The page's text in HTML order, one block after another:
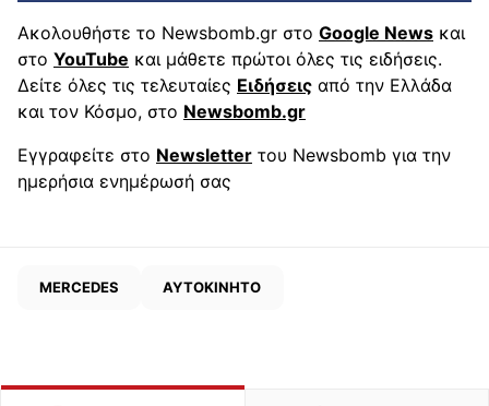
Ακολουθήστε το Newsbomb.gr στο Google News και
στο YouTube και μάθετε πρώτοι όλες τις ειδήσεις.
Δείτε όλες τις τελευταίες Ειδήσεις από την Ελλάδα
και τον Κόσμο, στο Newsbomb.gr
Εγγραφείτε στο Newsletter του Newsbomb για την
ημερήσια ενημέρωσή σας
MERCEDES ΑΥΤΟΚΙΝΗΤΟ